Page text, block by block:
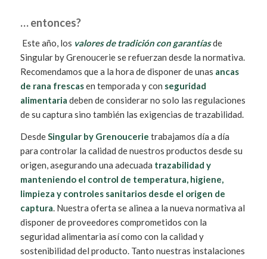
… entonces?
Este año, los valores de tradición con garantíasde
Singular by Grenoucerie se refuerzan desde la normativa.
Recomendamos que a la hora de disponer de unas ancas
de rana frescasen temporada y con seguridad
alimentaria deben de considerar no solo las regulaciones
de su captura sino también las exigencias de trazabilidad.
DesdeSingular by Grenoucerie trabajamos día a día
para controlar la calidad de nuestros productos desde su
origen, asegurando una adecuada trazabilidad y
manteniendo el control de temperatura, higiene,
limpieza y controles sanitarios desde el origen de
captura. Nuestra oferta se alinea a la nueva normativa al
disponer de proveedores comprometidos con la
seguridad alimentaria así como con la calidad y
sostenibilidad del producto. Tanto nuestras instalaciones